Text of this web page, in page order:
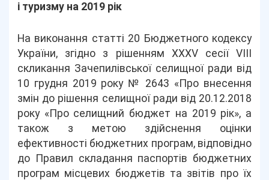
і туризму на 2019 рік
На виконання статті 20 Бюджетного кодексу
України, згідно з рішенням ХХХV сесії VIII
скликання Зачепилівської селищної ради від
10 грудня 2019 року № 2643 «Про внесення
змін до рішення селищної ради від 20.12.2018
року «Про селищний бюджет на 2019 рік», а
також з метою здійснення оцінки
ефективності бюджетних програм, відповідно
до Правил складання паспортів бюджетних
програм місцевих бюджетів та звітів про їх